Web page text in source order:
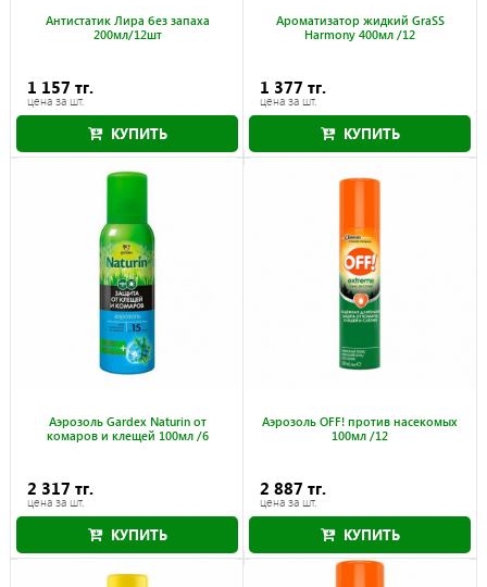
Антистатик Лира без запаха
200мл/12шт
1 157 тг.
цена за шт.
КУПИТЬ
Ароматизатор жидкий GraSS
Harmony 400мл /12
1 377 тг.
цена за шт.
КУПИТЬ
Аэрозоль Gardex Naturin от
комаров и клещей 100мл /6
2 317 тг.
цена за шт.
КУПИТЬ
Аэрозоль OFF! против насекомых
100мл /12
2 887 тг.
цена за шт.
КУПИТЬ